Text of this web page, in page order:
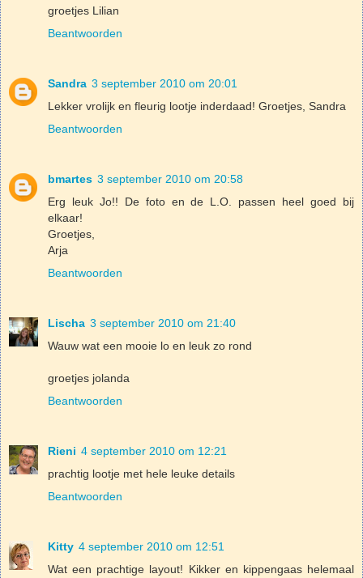
groetjes Lilian
Beantwoorden
Sandra 3 september 2010 om 20:01
Lekker vrolijk en fleurig lootje inderdaad! Groetjes, Sandra
Beantwoorden
bmartes 3 september 2010 om 20:58
Erg leuk Jo!! De foto en de L.O. passen heel goed bij
elkaar!
Groetjes,
Arja
Beantwoorden
Lischa 3 september 2010 om 21:40
Wauw wat een mooie lo en leuk zo rond
groetjes jolanda
Beantwoorden
Rieni 4 september 2010 om 12:21
prachtig lootje met hele leuke details
Beantwoorden
Kitty 4 september 2010 om 12:51
Wat een prachtige layout! Kikker en kippengaas helemaal